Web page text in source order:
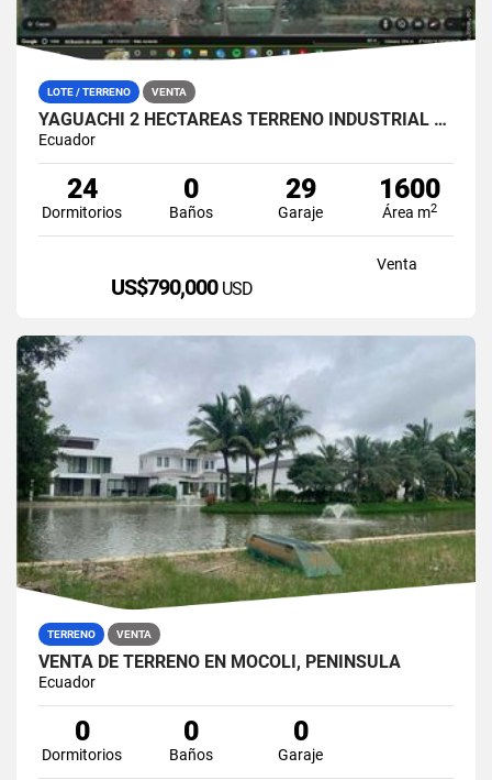
LOTE / TERRENO VENTA
YAGUACHI 2 HECTÁREAS TERRENO INDUSTRIAL EN VENTA | VIA MILAGRO KM 26
Ecuador
24
Dormitorios
0
Baños
29
Garaje
1600
Área m2
Venta
US$790,000 USD
TERRENO VENTA
VENTA DE TERRENO EN MOCOLI, PENÍNSULA
Ecuador
0
Dormitorios
0
Baños
0
Garaje